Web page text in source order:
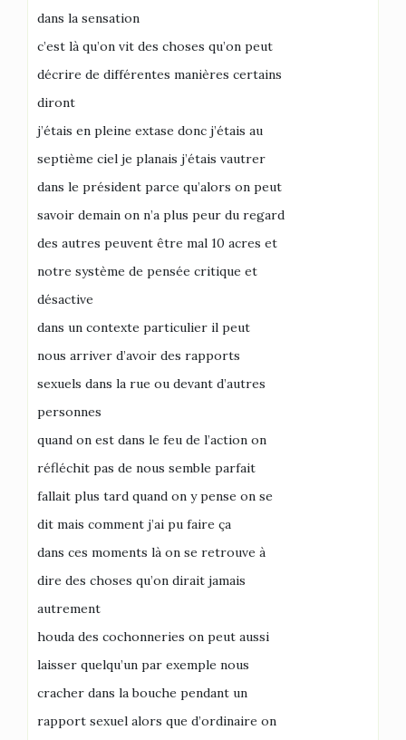
dans la sensation
c’est là qu’on vit des choses qu’on peut
décrire de différentes manières certains
diront
j’étais en pleine extase donc j’étais au
septième ciel je planais j’étais vautrer
dans le président parce qu’alors on peut
savoir demain on n’a plus peur du regard
des autres peuvent être mal 10 acres et
notre système de pensée critique et
désactive
dans un contexte particulier il peut
nous arriver d’avoir des rapports
sexuels dans la rue ou devant d’autres
personnes
quand on est dans le feu de l’action on
réfléchit pas de nous semble parfait
fallait plus tard quand on y pense on se
dit mais comment j’ai pu faire ça
dans ces moments là on se retrouve à
dire des choses qu’on dirait jamais
autrement
houda des cochonneries on peut aussi
laisser quelqu’un par exemple nous
cracher dans la bouche pendant un
rapport sexuel alors que d’ordinaire on